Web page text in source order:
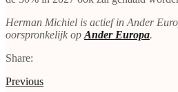
Herman Michiel is actief in Ander
oorspronkelijk op Ander Europa.
Share:
Previous